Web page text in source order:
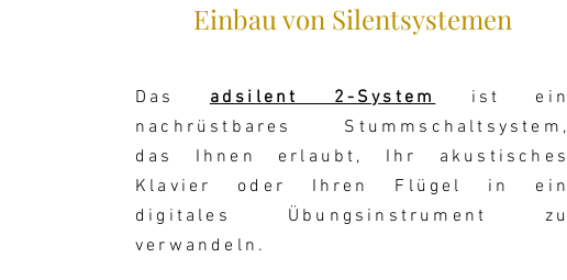
Einbau von Silentsystemen
Dasadsilent 2-Systemist ein
nachrüstbares Stummschaltsystem,
das Ihnen erlaubt, Ihr akustisches
Klavier oder Ihren Flügel in ein
digitales Übungsinstrument zu
verwandeln.